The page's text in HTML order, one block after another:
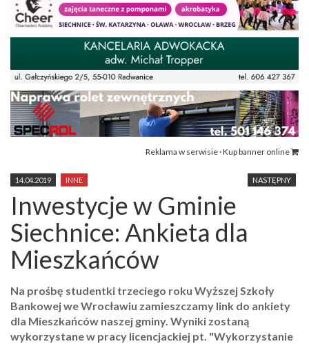
Reklama w serwisie · Kup banner online
NASTĘPNY
14.04.2019 INNE
Inwestycje w Gminie
Siechnice: Ankieta dla
Mieszkańców
Na prośbę studentki trzeciego roku Wyższej Szkoły
Bankowej we Wrocławiu zamieszczamy link do ankiety
dla Mieszkańców naszej gminy. Wyniki zostaną
wykorzystane w pracy licencjackiej pt. "Wykorzystanie